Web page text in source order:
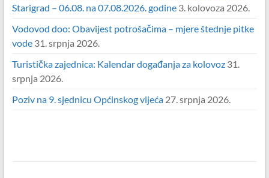
Starigrad – 06.08. na 07.08.2026. godine 3. kolovoza 2026.
Vodovod doo: Obavijest potrošačima – mjere štednje pitke
vode 31. srpnja 2026.
Turistička zajednica: Kalendar događanja za kolovoz 31.
srpnja 2026.
Poziv na 9. sjednicu Općinskog vijeća 27. srpnja 2026.